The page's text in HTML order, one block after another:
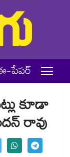
పేపర్
కూడా
రావు